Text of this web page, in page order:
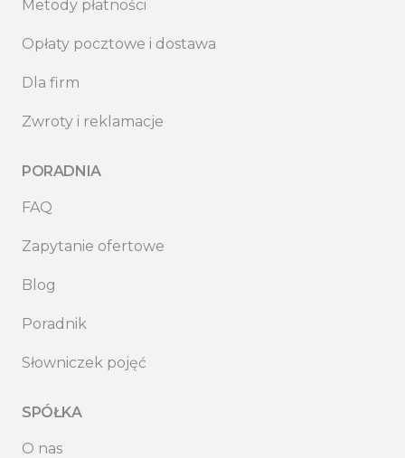
Metody płatności
Opłaty pocztowe i dostawa
Dla firm
Zwroty i reklamacje
PORADNIA
FAQ
Zapytanie ofertowe
Blog
Poradnik
Słowniczek pojęć
SPÓŁKA
O nas